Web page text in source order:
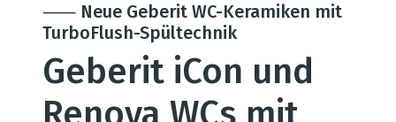
⸺ Neue Geberit WC-Keramiken mit
TurboFlush-Spültechnik
Geberit iCon und